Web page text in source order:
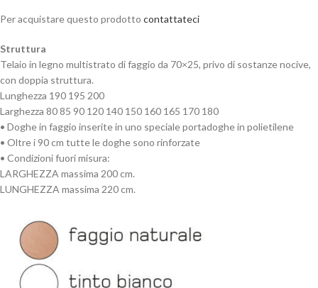
Per acquistare questo prodotto contattateci
Struttura
Telaio in legno multistrato di faggio da 70×25, privo di sostanze nocive,
con doppia struttura.
Lunghezza 190 195 200
Larghezza 80 85 90 120 140 150 160 165 170 180
• Doghe in faggio inserite in uno speciale portadoghe in polietilene
• Oltre i 90 cm tutte le doghe sono rinforzate
• Condizioni fuori misura:
LARGHEZZA massima 200 cm.
LUNGHEZZA massima 220 cm.